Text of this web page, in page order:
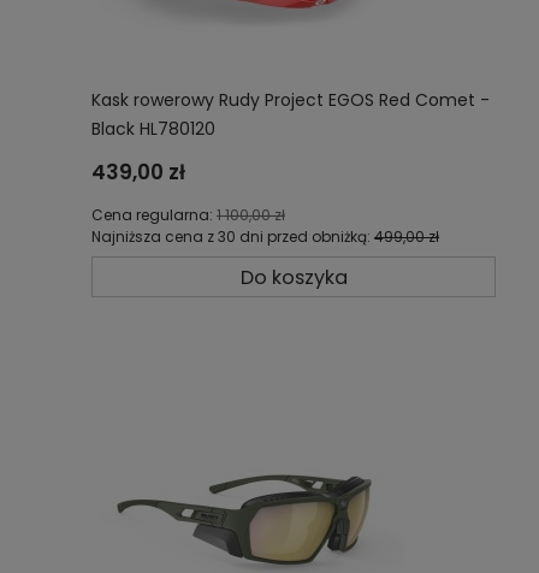
Kask rowerowy Rudy Project EGOS Red Comet -
Black HL780120
439,00 zł
Cena regularna: 1 100,00 zł
Najniższa cena z 30 dni przed obniżką: 499,00 zł
Do koszyka